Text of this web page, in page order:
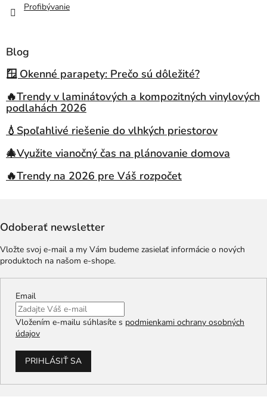
Profibývanie
Blog
🪟 Okenné parapety: Prečo sú dôležité?
🔥Trendy v laminátových a kompozitných vinylových
podlahách 2026
💧Spoľahlivé riešenie do vlhkých priestorov
🎄Využite vianočný čas na plánovanie domova
🔥Trendy na 2026 pre Váš rozpočet
Odoberať newsletter
Vložte svoj e-mail a my Vám budeme zasielať informácie o nových
produktoch na našom e-shope.
Email
Vložením e-mailu súhlasíte s podmienkami ochrany osobných
údajov
PRIHLÁSIŤ SA